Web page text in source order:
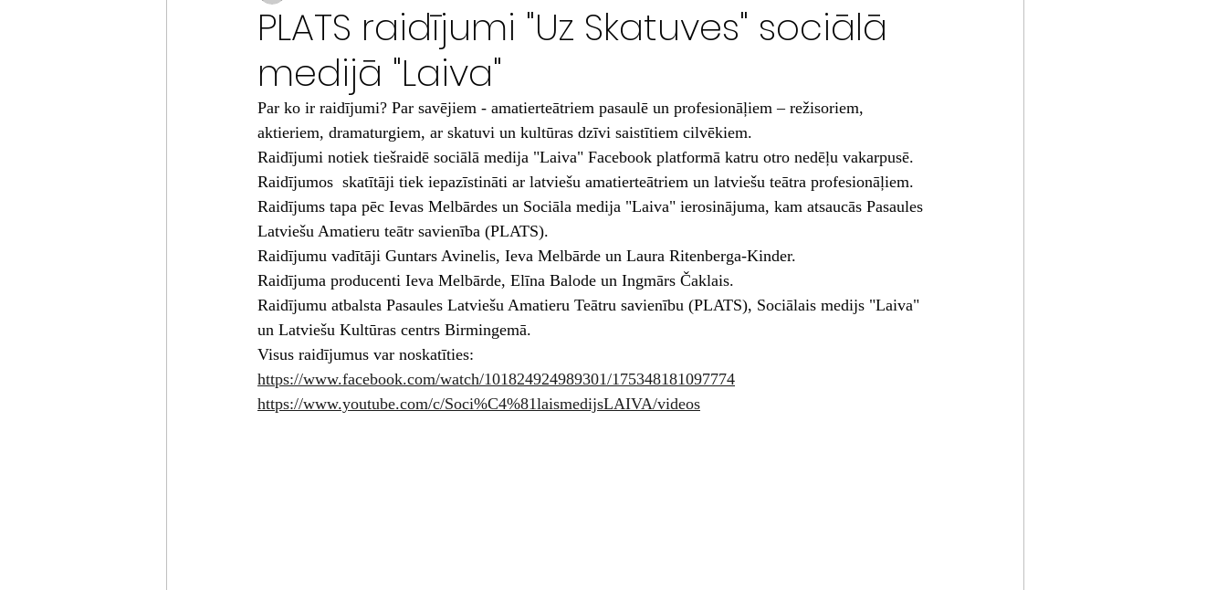
PLATS raidījumi "Uz Skatuves" sociālā
medijā "Laiva"
Par ko ir raidījumi? Par savējiem - amatierteātriem pasaulē un profesionāļiem – režisoriem,
aktieriem, dramaturgiem, ar skatuvi un kultūras dzīvi saistītiem cilvēkiem.
Raidījumi notiek tiešraidē sociālā medija "Laiva" Facebook platformā katru otro nedēļu vakarpusē.
Raidījumos  skatītāji tiek iepazīstināti ar latviešu amatierteātriem un latviešu teātra profesionāļiem.
Raidījums tapa pēc Ievas Melbārdes un Sociāla medija "Laiva" ierosinājuma, kam atsaucās Pasaules
Latviešu Amatieru teātr savienība (PLATS).
Raidījumu vadītāji Guntars Avinelis, Ieva Melbārde un Laura Ritenberga-Kinder.
Raidījuma producenti Ieva Melbārde, Elīna Balode un Ingmārs Čaklais.
Raidījumu atbalsta Pasaules Latviešu Amatieru Teātru savienību (PLATS), Sociālais medijs "Laiva"
un Latviešu Kultūras centrs Birmingemā.
Visus raidījumus var noskatīties:
https://www.facebook.com/watch/101824924989301/175348181097774
https://www.youtube.com/c/Soci%C4%81laismedijsLAIVA/videos